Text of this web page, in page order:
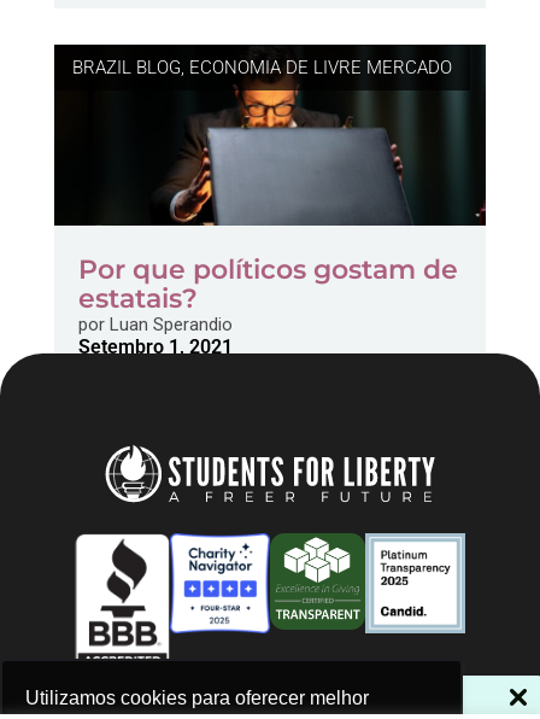
NÃO PERCA NOSSAS NOVIDADES!
Utilizamos cookies para oferecer melhor
BRAZIL BLOG, ECONOMIA DE LIVRE MERCADO
Por que políticos gostam de
estatais?
porLuan Sperandio
Setembro 1, 2021